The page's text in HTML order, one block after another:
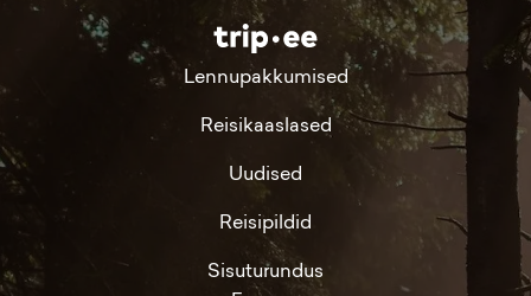
Lennupakkumised
Reisikaaslased
Uudised
Reisipildid
Sisuturundus